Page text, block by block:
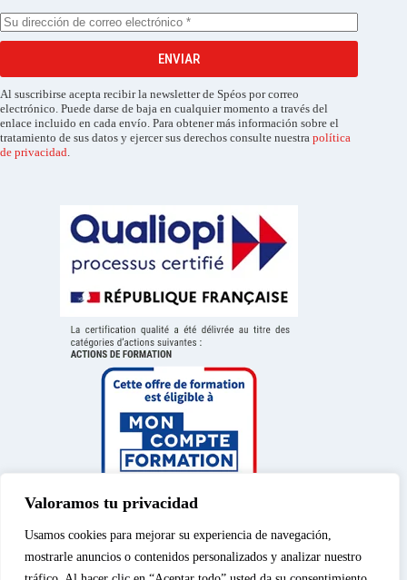
Valoramos tu privacidad
Usamos cookies para mejorar su experiencia de navegación,
mostrarle anuncios o contenidos personalizados y analizar nuestro
ENVIAR
Al suscribirse acepta recibir la newsletter de Spéos por correo
electrónico. Puede darse de baja en cualquier momento a través del
enlace incluido en cada envío. Para obtener más información sobre el
tratamiento de sus datos y ejercer sus derechos consulte nuestra política
de privacidad.